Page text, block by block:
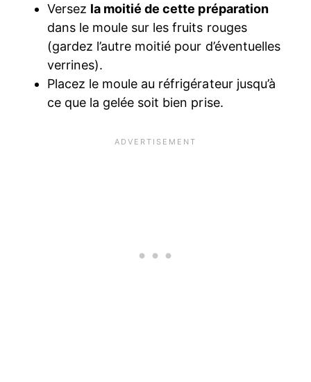
Versez la moitié de cette préparation
dans le moule sur les fruits rouges
(gardez l’autre moitié pour d’éventuelles
verrines).
Placez le moule au réfrigérateur jusqu’à
ce que la gelée soit bien prise.